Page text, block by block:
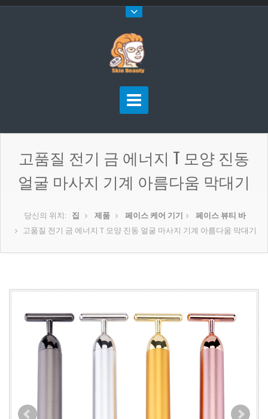
고품질 전기 금 에너지 T 모양 진동
얼굴 마사지 기계 아름다움 막대기
당신의 위치: 집 제품 페이스 케어 기기
페이스 뷰티 바
고품질 전기 금 에너지 T 모양 진동 얼굴 마사지 기계 아름다움 막대기